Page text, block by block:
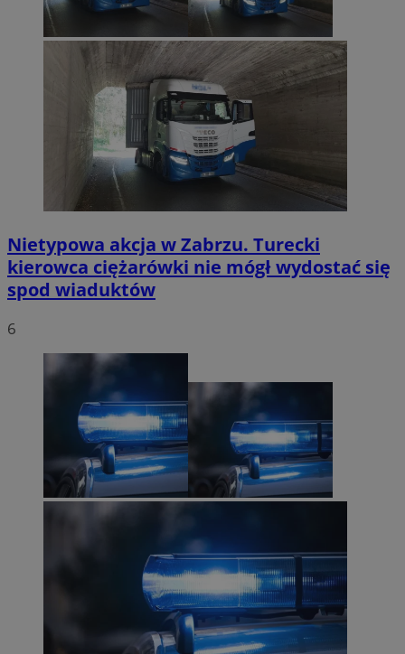
Nietypowa akcja w Zabrzu. Turecki
kierowca ciężarówki nie mógł wydostać się
spod wiaduktów
6